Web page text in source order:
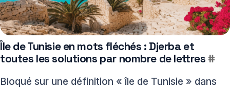
Île de Tunisie en mots fléchés : Djerba et
toutes les solutions par nombre de lettres #
Bloqué sur une définition « île de Tunisie » dans